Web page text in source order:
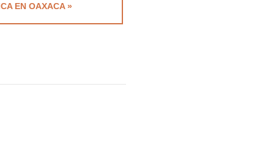
EN OAXACA »